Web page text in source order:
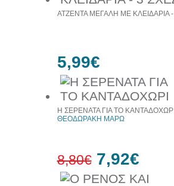
ΑΤΖΕΝΤΑ ΜΕΓΑΛΗ ΜΕ ΚΛΕΙΔΑΡΙΑ -
5,99€
Η ΣΕΡΕΝΑΤΑ ΓΙΑ ΤΟ
ΘΕΟΔΩΡΑΚΗ ΜΑΡΩ
8,80€ 7,92€